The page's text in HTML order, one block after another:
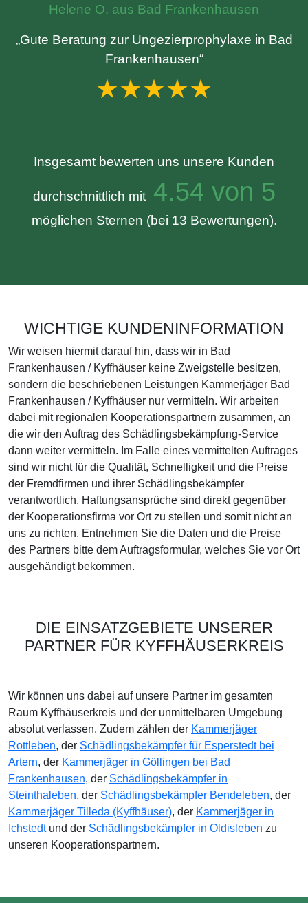
Helene O. aus Bad Frankenhausen
„Gute Beratung zur Ungezierprophylaxe in Bad
Frankenhausen“
★★★★★
Insgesamt bewerten uns unsere Kunden
durchschnittlich mit4.54 von 5
möglichen Sternen (bei 13 Bewertungen).
WICHTIGE KUNDENINFORMATION
Wir weisen hiermit darauf hin, dass wir in Bad
Frankenhausen / Kyffhäuser keine Zweigstelle besitzen,
sondern die beschriebenen Leistungen Kammerjäger Bad
Frankenhausen / Kyffhäuser nur vermitteln. Wir arbeiten
dabei mit regionalen Kooperationspartnern zusammen, an
die wir den Auftrag des Schädlingsbekämpfung-Service
dann weiter vermitteln. Im Falle eines vermittelten Auftrages
sind wir nicht für die Qualität, Schnelligkeit und die Preise
der Fremdfirmen und ihrer Schädlingsbekämpfer
verantwortlich. Haftungsansprüche sind direkt gegenüber
der Kooperationsfirma vor Ort zu stellen und somit nicht an
uns zu richten. Entnehmen Sie die Daten und die Preise
des Partners bitte dem Auftragsformular, welches Sie vor Ort
ausgehändigt bekommen.
DIE EINSATZGEBIETE UNSERER
PARTNER FÜR KYFFHÄUSERKREIS
Wir können uns dabei auf unsere Partner im gesamten
Raum Kyffhäuserkreis und der unmittelbaren Umgebung
absolut verlassen. Zudem zählen der Kammerjäger
Rottleben, der Schädlingsbekämpfer für Esperstedt bei
Artern, der Kammerjäger in Göllingen bei Bad
Frankenhausen, der Schädlingsbekämpfer in
Steinthaleben, der Schädlingsbekämpfer Bendeleben, der
Kammerjäger Tilleda (Kyffhäuser), der Kammerjäger in
Ichstedtund der Schädlingsbekämpfer in Oldisleben zu
unseren Kooperationspartnern.